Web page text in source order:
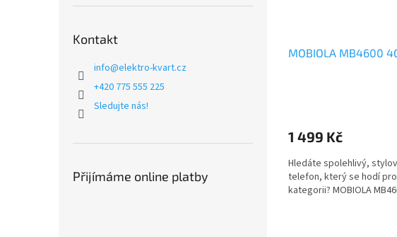
Kontakt
info@elektro-kvart.cz
+420 775 555 225
Sledujte nás!
Přijímáme online platby
MOBIOLA MB4600
1 499 Kč
Hledáte spolehlivý,
telefon, který se hodí
kategorii? MOBIOLA